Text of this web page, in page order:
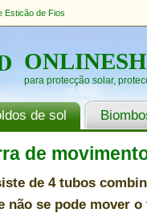
Esticão de Fios
para protecção solar,
de sol
de
de 4 tubos
não se pode mover